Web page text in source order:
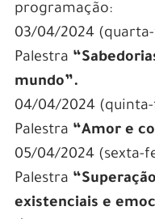
programação:
03/04/2024 (quarta-
Palestra
mundo”.
04/04/2024 (quinta-
Palestra “Amor e
05/04/2024 (sexta-
Palestra
existenciais e